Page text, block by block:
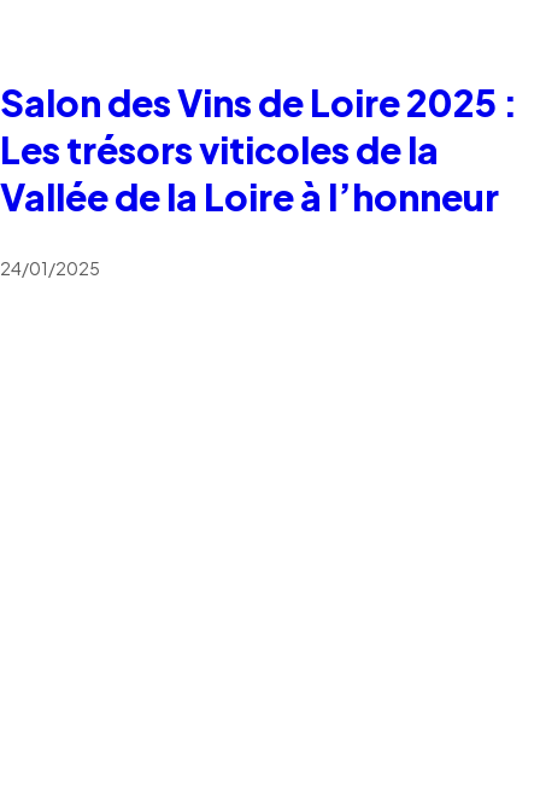
Salon des Vins de Loire 2025 :
Les trésors viticoles de la
Vallée de la Loire à l’honneur
24/01/2025